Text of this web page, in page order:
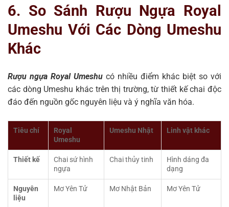
6. So Sánh Rượu Ngựa Royal
Umeshu Với Các Dòng Umeshu
Khác
Rượu ngựa Royal Umeshu có nhiều điểm khác biệt so với
các dòng Umeshu khác trên thị trường, từ thiết kế chai độc
đáo đến nguồn gốc nguyên liệu và ý nghĩa văn hóa.
Tiêu chí
Royal
Umeshu
Umeshu Nhật Linh vật khác
Thiết kế
Chai sứ hình
ngựa
Chai thủy tinh
Hình dáng đa
dạng
Nguyên
liệu
Mơ Yên Tử Mơ Nhật Bản Mơ Yên Tử